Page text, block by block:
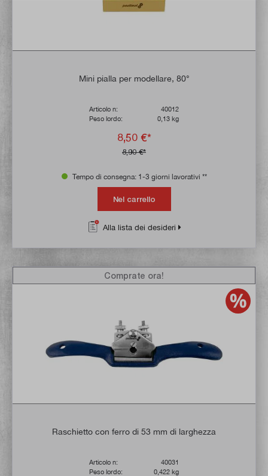
Mini pialla per modellare, 80°
Articolo n:
40012
Peso lordo:
0,13 kg
8,50 €*
8,90 €*
Tempo di consegna: 1-3 giorni lavorativi **
Nel carrello
Alla lista dei desideri
Raschietto con ferro di 53 mm di larghezza
Articolo n:
40031
Peso lordo:
0,422 kg
Comprate ora!